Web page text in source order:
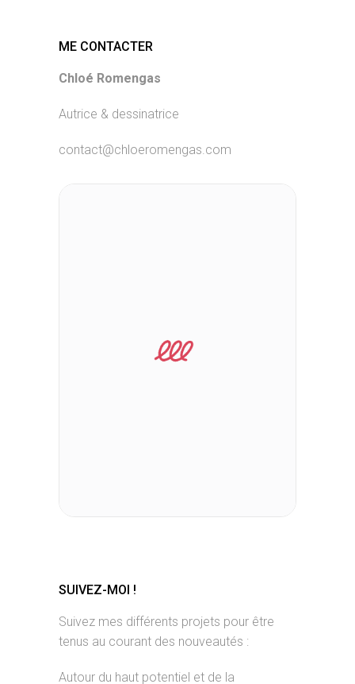
ME CONTACTER
Chloé Romengas
Autrice & dessinatrice
contact@chloeromengas.com
SUIVEZ-MOI !
Suivez mes différents projets pour être
tenus au courant des nouveautés :
Autour du haut potentiel et de la